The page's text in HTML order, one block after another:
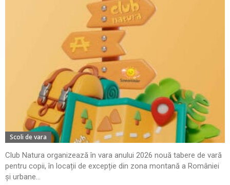
Scoli de vara
Club Natura organizează în vara anului 2026 nouă tabere de vară
pentru copii, în locații de excepție din zona montană a României
și urbane...